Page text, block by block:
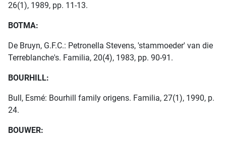
26(1), 1989, pp. 11-13.
BOTMA:
De Bruyn, G.F.C.: Petronella Stevens, 'stammoeder' van die
Terreblanche's. Familia, 20(4), 1983, pp. 90-91.
BOURHILL:
Bull, Esmé: Bourhill family origens. Familia, 27(1), 1990, p.
24.
BOUWER: